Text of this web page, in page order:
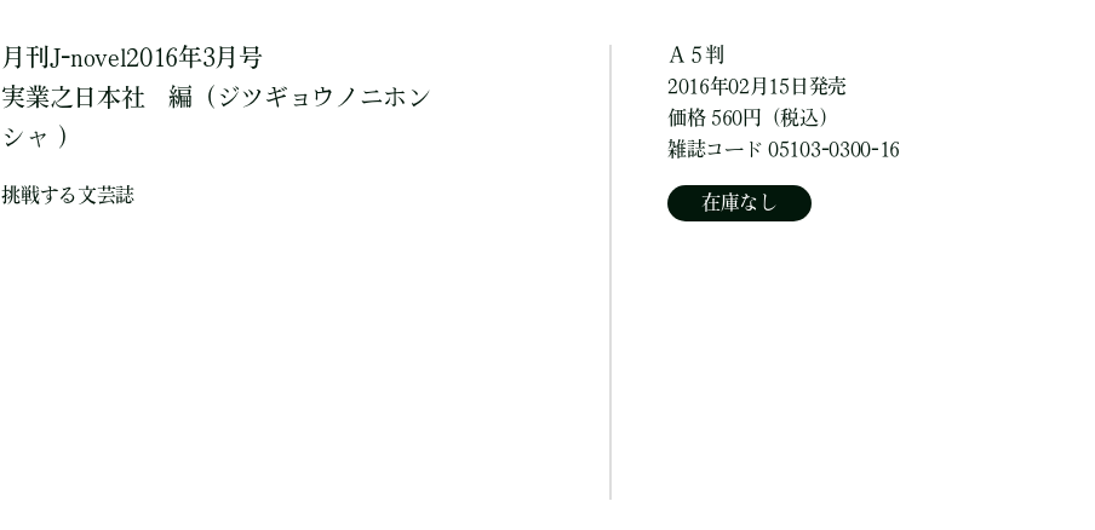
月刊J-novel2016年3月号
実業之日本社
編 （ジツギョウノニホン
シャ ）
挑戦する文芸誌
Ａ５判
2016年02月15日発売
価格 560円（税込）
雑誌コード 05103-0300-16
在庫なし